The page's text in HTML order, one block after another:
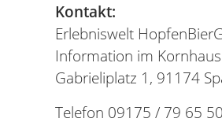
Kontakt:
Erlebniswelt
Information im Kornhaus
Gabrieliplatz 1, 91174
Telefon 09175 / 79 65